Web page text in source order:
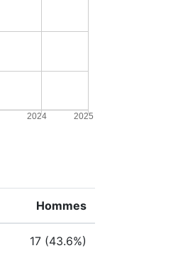
2024 2025
Hommes
17 (43.6%)